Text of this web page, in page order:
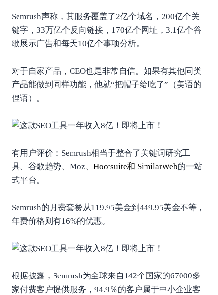
Semrush声称，其服务覆盖了2亿个域名，200亿个关
键字，33万亿个反向链接，170亿个网址，3.1亿个谷
歌展示广告和每天10亿个事项分析。
对于自家产品，CEO也是非常自信。如果有其他同类
产品能做到同样功能，他就“把帽子给吃了”（美语的
俚语）。
有用户评价：Semrush相当于整合了关键词研究工
具、谷歌趋势、Moz、 Hootsuite和 SimilarWeb的一站
式平台。
Semrush的月费套餐从119.95美金到449.95美金不等，
年费价格则有16%的优惠。
根据披露，Semrush为全球来自142个国家的67000多
家付费客户提供服务，94.9％的客户属于中小企业客